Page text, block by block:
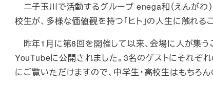
二子玉川で活動するグループ enega和（えんがわ
校生が、多様な価値観を持つ「ヒト」の人生に触れ
昨年1月に第8回を開催して以来、会場に人が集う
YouTubeに公開されました。3名のゲストにそれぞ
にご覧いただけますので、中学生・高校生はもちろ